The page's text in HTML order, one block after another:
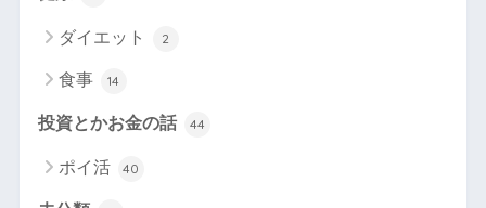
ダイエット 2
食事 14
投資とかお金の話 44
ポイ活 40